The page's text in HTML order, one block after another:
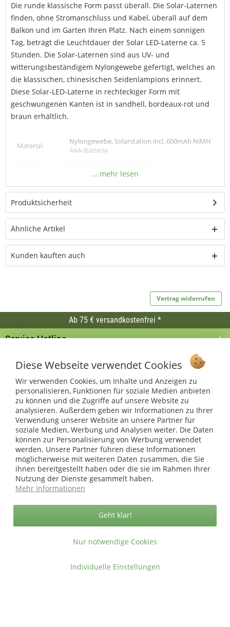
Die runde klassische Form passt überall. Die Solar-Laternen
finden, ohne Stromanschluss und Kabel, überall auf dem
Balkon und im Garten Ihren Platz. Nach einem sonnigen
Tag, beträgt die Leuchtdauer der Solar LED-Laterne ca. 5
Stunden. Die Solar-Laternen sind aus UV- und
witterungsbeständigem Nylongewebe gefertigt, welches an
die klassischen, chinesischen Seidenlampions erinnert.
Diese Solar-LED-Laterne in rechteckiger Form mit
geschwungenen Kanten ist in sandhell, bordeaux-rot und
braun erhältlich.
Material:
Nylongewebe, Solarstation incl. 600mAh NiMH
AAA-Batterie
Verwendung:
Outdoor-Deko für Garten, Balkon und Terrasse
geeignet für:
Gartenfest, Grillparty, Straßenfest
Gut zu
wissen:
Stunden
Produktsicherheit
Ähnliche Artikel
Kunden kauften auch
Vertrag widerrufen
Ab 75 € versandkostenfrei *
Service Hotline
Shop Service
Informationen
* bei Paketversand. Alle Preise inkl. gesetzl. Mehrwertsteuer zzgl.
Versandkosten.
Copyright © afp marketing gmbh - Alle Rechte vorbehalten
Sicher zahlen in unserem Onlineshop
Diese Webseite verwendet Cookies
Wir verwenden Cookies, um Inhalte und Anzeigen zu
personalisieren, Funktionen für soziale Medien anbieten
zu können und die Zugriffe auf unsere Website zu
analysieren. Außerdem geben wir Informationen zu Ihrer
Verwendung unserer Website an unsere Partner für
soziale Medien, Werbung und Analysen weiter. Die Daten
können zur Personalisierung von Werbung verwendet
werden. Unsere Partner führen diese Informationen
möglicherweise mit weiteren Daten zusammen, die Sie
ihnen bereitgestellt haben oder die sie im Rahmen Ihrer
Nutzung der Dienste gesammelt haben.
Mehr Informationen
Nur notwendige Cookies
Geht klar!
Individuelle Einstellungen